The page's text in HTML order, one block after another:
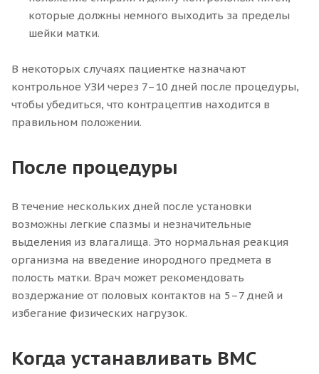
которые должны немного выходить за пределы
шейки матки.
В некоторых случаях пациентке назначают
контрольное УЗИ через 7–10 дней после процедуры,
чтобы убедиться, что контрацептив находится в
правильном положении.
После процедуры
В течение нескольких дней после установки
возможны легкие спазмы и незначительные
выделения из влагалища. Это нормальная реакция
организма на введение инородного предмета в
полость матки. Врач может рекомендовать
воздержание от половых контактов на 5–7 дней и
избегание физических нагрузок.
Когда устанавливать ВМС